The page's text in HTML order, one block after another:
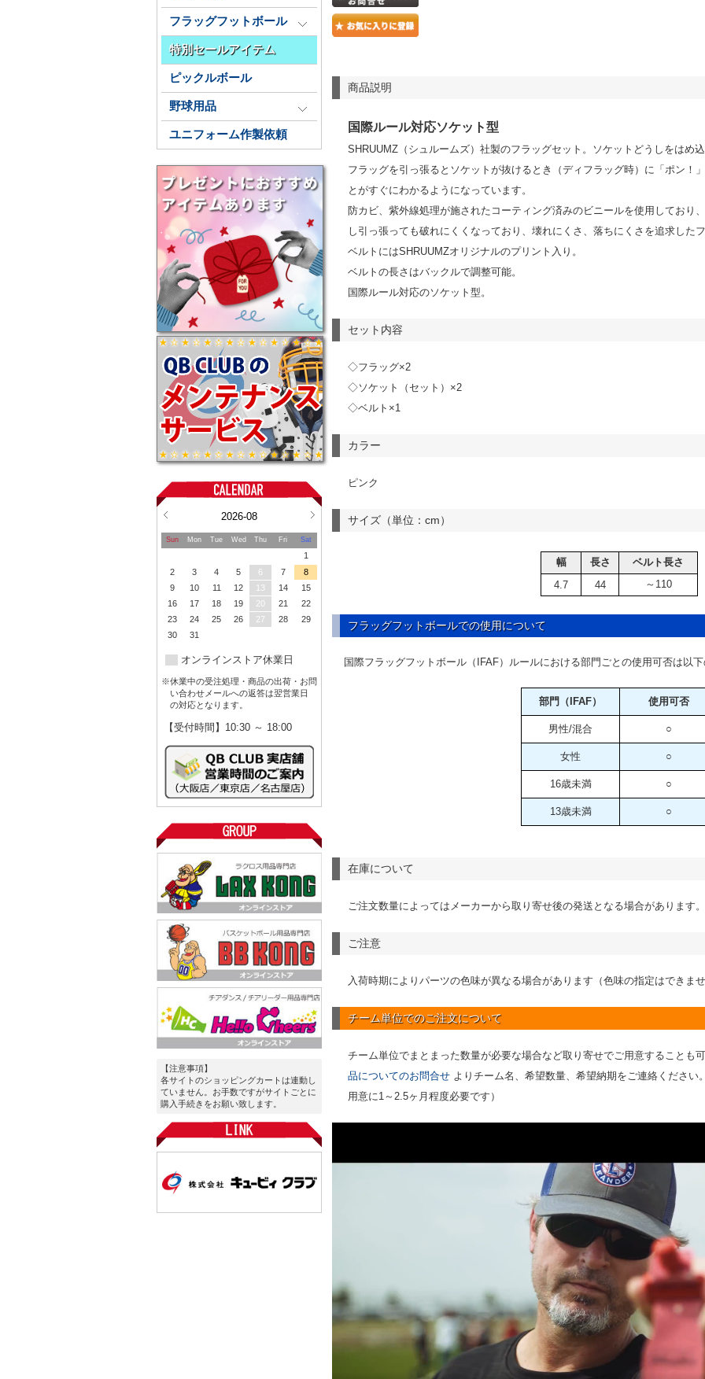
フラッグフットボール
特別セールアイテム
ピックルボール
野球用品
ユニフォーム作製依頼
2026-08
Sun Mon Tue Wed Thu Fri Sat
1
2
3 4 5 6 7
8
9
10 11 12 13 14
15
16
17 18 19 20 21
22
23
24 25 26 27 28
29
30
31
オンラインストア休業日
※休業中の受注処理・商品の出荷・お問
い合わせメールへの返答は翌営業日
の対応となります。
【受付時間】10:30 ～ 18:00
【注意事項】
各サイトのショッピングカートは連動し
ていません。お手数ですがサイトごとに
購入手続きをお願い致します。
商品説明
国際ルール対応ソケット型
SHRUUMZ（シュルームズ）社製のフラッグセット。ソケットどうしをはめ
フラッグを引っ張るとソケットが抜けるとき（ディフラッグ時）に「ポン！
とがすぐにわかるようになっています。
防カビ、紫外線処理が施されたコーティング済みのビニールを使用しており
し引っ張っても破れにくくなっており、壊れにくさ、落ちにくさを追求した
ベルトにはSHRUUMZオリジナルのプリント入り。
ベルトの長さはバックルで調整可能。
国際ルール対応のソケット型。
セット内容
◇フラッグ×2
◇ソケット（セット）×2
◇ベルト×1
カラー
ピンク
サイズ（単位：cm）
幅 長さ
ベルト長さ
4.7
44 ～110
フラッグフットボールでの使用について
国際フラッグフットボール（IFAF）ルールにおける部門ごとの使用可否は以下
部門（IFAF） 使用可否
男性/混合 ○
女性 ○
16歳未満 ○
13歳未満 ○
在庫について
ご注文数量によってはメーカーから取り寄せ後の発送となる場合があります。
ご注意
入荷時期によりパーツの色味が異なる場合があります（色味の指定はできませ
チーム単位でのご注文について
チーム単位でまとまった数量が必要な場合など取り寄せでご用意することも
品についてのお問合せ よりチーム名、希望数量、希望納期をご連絡くださ
用意に1～2.5ヶ月程度必要です）